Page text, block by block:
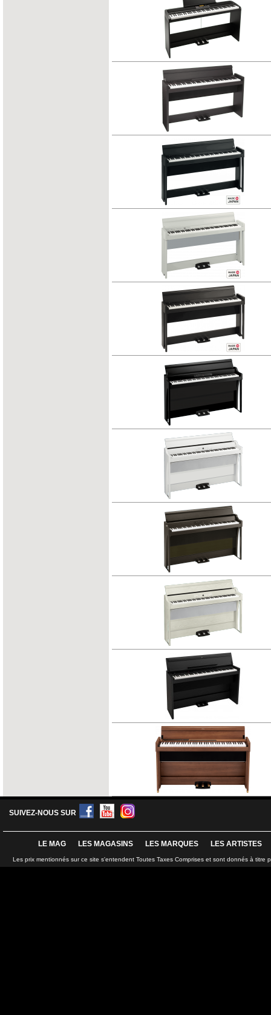
SUIVEZ-NOUS SUR
LE MAG LES MAGASINS LES MARQUES LES ARTISTES
Les prix mentionnés sur ce site s'entendent Toutes Taxes Comprises et sont donnés à